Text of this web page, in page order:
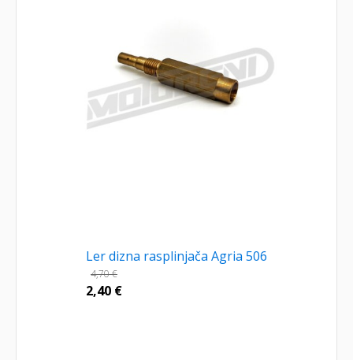
Ler dizna rasplinjača Agria 506
4,70€
2,40 €